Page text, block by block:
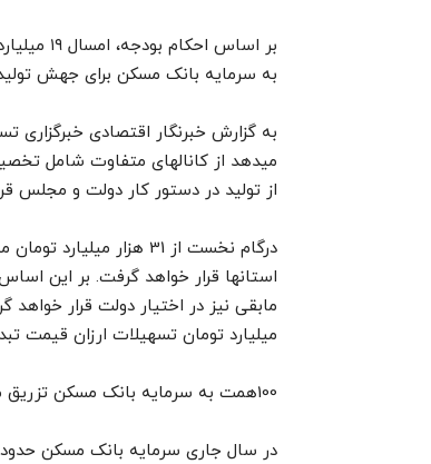
به سرمایه بانک مسکن برای جهش
میدهد از کانالهای متفاوت شامل
از تولید در دستور کار دولت و مجلس
میلیارد تومان تسهیلات ارزان قیمت
100همت به سرمایه بانک مسکن تزریق میشود